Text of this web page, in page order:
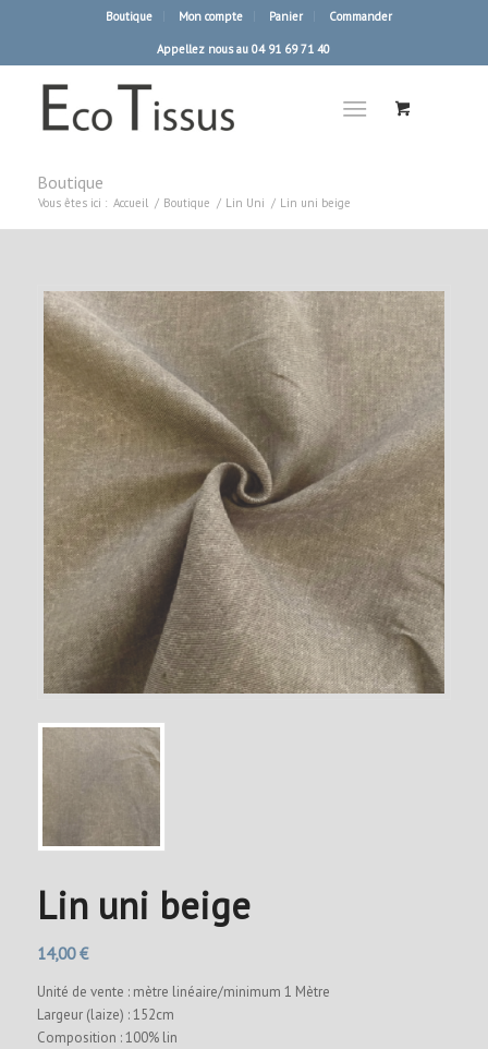
Boutique Mon compte Panier Commander
Appellez nous au 04 91 69 71 40
Boutique
Vous êtes ici : Accueil / Boutique / Lin Uni / Lin uni beige
Lin uni beige
14,00€
Unité de vente : mètre linéaire/minimum 1 Mètre
Largeur (laize) : 152cm
Composition : 100% lin